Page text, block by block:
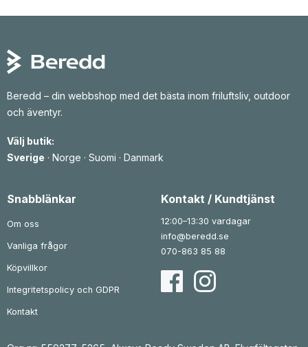
Beredd – din webbshop med det bästa inom friluftsliv, outdoor
och äventyr.
Välj butik:
Sverige · Norge · Suomi · Danmark
Snabblänkar
Om oss
Vanliga frågor
Köpvillkor
Integritetspolicy och GDPR
Kontakt
Kontakt / Kundtjänst
12:00–13:30 vardagar
info@beredd.se
070-863 85 88